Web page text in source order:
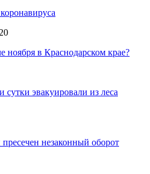
ноября в Краснодарском крае?
эвакуировали из леса
незаконный оборот